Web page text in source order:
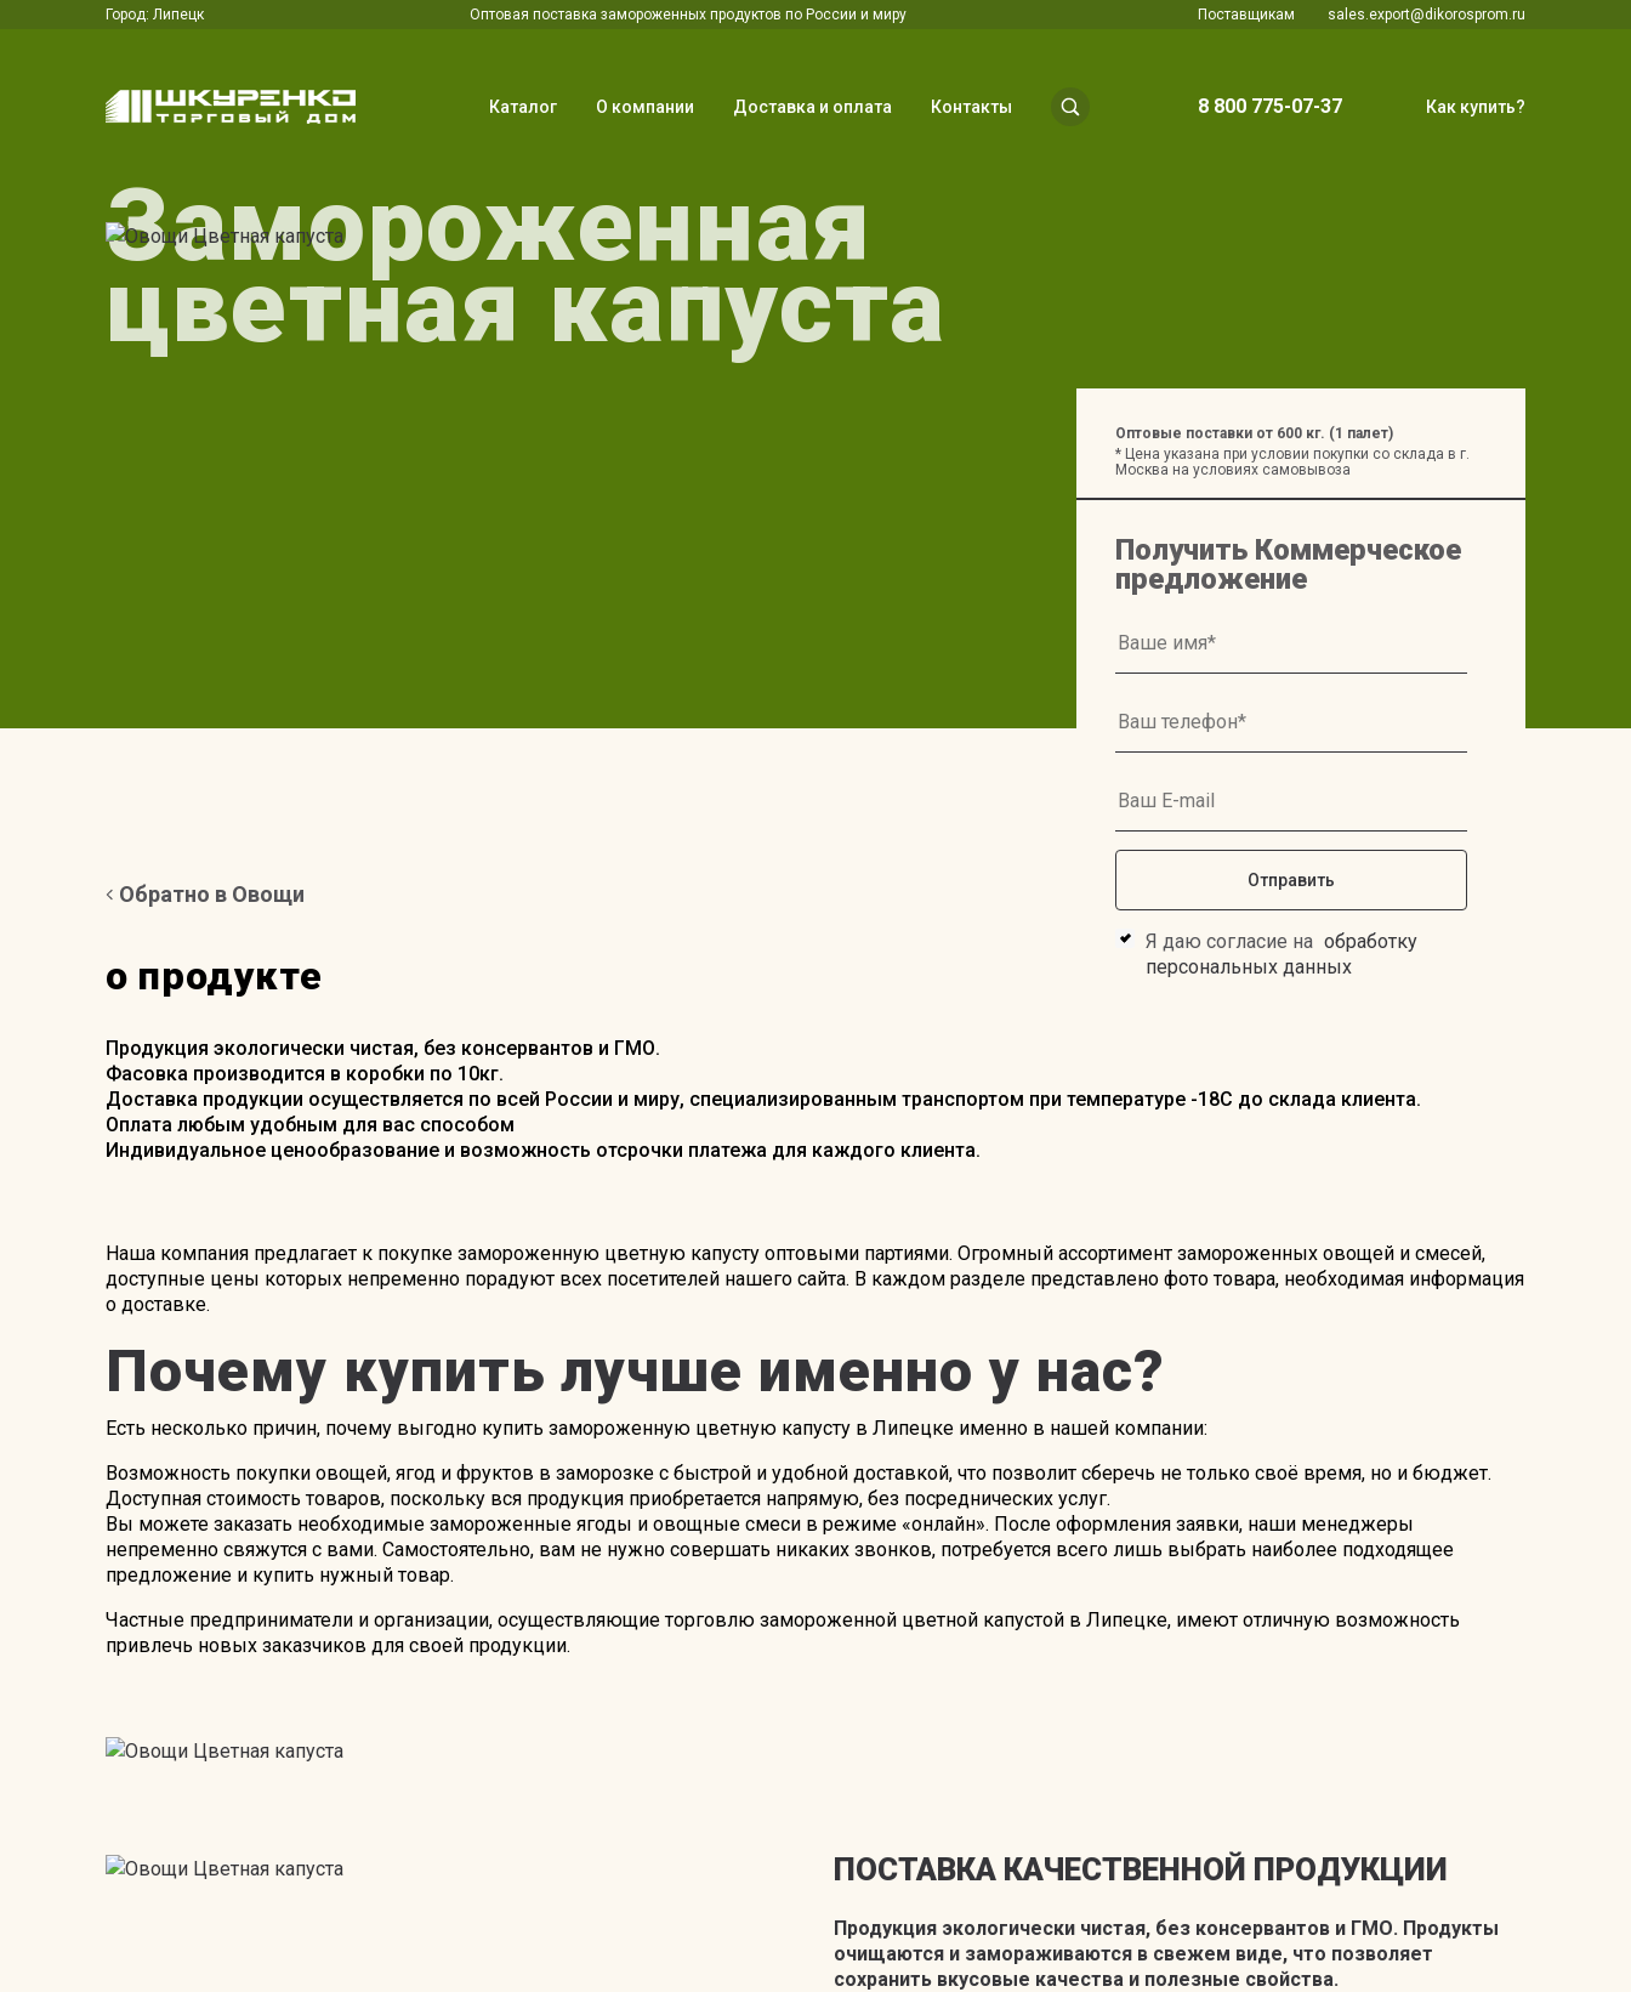
Город: Липецк Оптовая поставка замороженных продуктов по России и миру Поставщикам sales.export@dikorosprom.ru
Каталог О компании Доставка и оплата Контакты 8 800 775-07-37 Как купить?
Замороженная
цветная капуста
Оптовые поставки от 600 кг. (1 палет)
* Цена указана при условии покупки со склада в г.
Москва на условиях самовывоза
Получить Коммерческое
предложение
Я даю согласие на обработку
персональных данных
Обратно в Овощи
о продукте
Продукция экологически чистая, без консервантов и ГМО.
Фасовка производится в коробки по 10кг.
Доставка продукции осуществляется по всей России и миру, специализированным транспортом при температуре -18С до склада клиента.
Оплата любым удобным для вас способом
Индивидуальное ценообразование и возможность отсрочки платежа для каждого клиента.
Наша компания предлагает к покупке замороженную цветную капусту оптовыми партиями. Огромный ассортимент замороженных овощей и смесей,
доступные цены которых непременно порадуют всех посетителей нашего сайта. В каждом разделе представлено фото товара, необходимая информация
о доставке.
Почему купить лучше именно у нас?
Есть несколько причин, почему выгодно купить замороженную цветную капусту в Липецке именно в нашей компании:
Возможность покупки овощей, ягод и фруктов в заморозке с быстрой и удобной доставкой, что позволит сберечь не только своё время, но и бюджет.
Доступная стоимость товаров, поскольку вся продукция приобретается напрямую, без посреднических услуг.
Вы можете заказать необходимые замороженные ягоды и овощные смеси в режиме «онлайн». После оформления заявки, наши менеджеры
непременно свяжутся с вами. Самостоятельно, вам не нужно совершать никаких звонков, потребуется всего лишь выбрать наиболее подходящее
предложение и купить нужный товар.
Частные предприниматели и организации, осуществляющие торговлю замороженной цветной капустой в Липецке, имеют отличную возможность
привлечь новых заказчиков для своей продукции.
ПОСТАВКА КАЧЕСТВЕННОЙ ПРОДУКЦИИ
Продукция экологически чистая, без консервантов и ГМО. Продукты
очищаются и замораживаются в свежем виде, что позволяет
сохранить вкусовые качества и полезные свойства.